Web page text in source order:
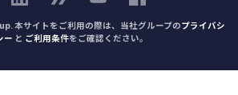
本サイトをご利用の際は、当社グループのプライバシ
ー と ご利用条件をご確認ください。